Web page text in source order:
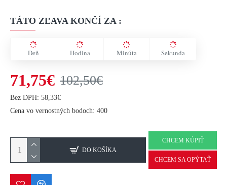
TÁTO ZĽAVA KONČÍ ZA :
Deň Hodina Minúta Sekunda
71,75€ 102,50€
Bez DPH: 58,33€
Cena vo vernostných bodoch: 400
DO KOŠÍKA
CHCEM KÚPIŤ
CHCEM SA OPÝTAŤ